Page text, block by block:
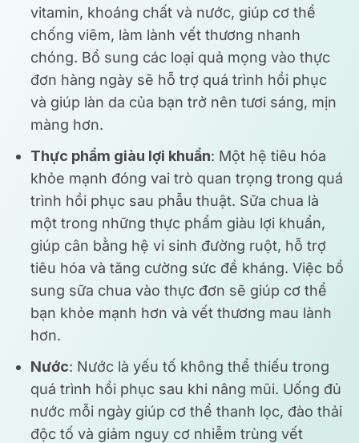
vitamin, khoáng chất và nước, giúp cơ thể
chống viêm, làm lành vết thương nhanh
chóng. Bổ sung các loại quả mọng vào thực
đơn hàng ngày sẽ hỗ trợ quá trình hồi phục
và giúp làn da của bạn trở nên tươi sáng, mịn
màng hơn.
Thực phẩm giàu lợi khuẩn: Một hệ tiêu hóa
khỏe mạnh đóng vai trò quan trọng trong quá
trình hồi phục sau phẫu thuật. Sữa chua là
một trong những thực phẩm giàu lợi khuẩn,
giúp cân bằng hệ vi sinh đường ruột, hỗ trợ
tiêu hóa và tăng cường sức đề kháng. Việc bổ
sung sữa chua vào thực đơn sẽ giúp cơ thể
bạn khỏe mạnh hơn và vết thương mau lành
hơn.
Nước: Nước là yếu tố không thể thiếu trong
quá trình hồi phục sau khi nâng mũi. Uống đủ
nước mỗi ngày giúp cơ thể thanh lọc, đào thải
độc tố và giảm nguy cơ nhiễm trùng vết